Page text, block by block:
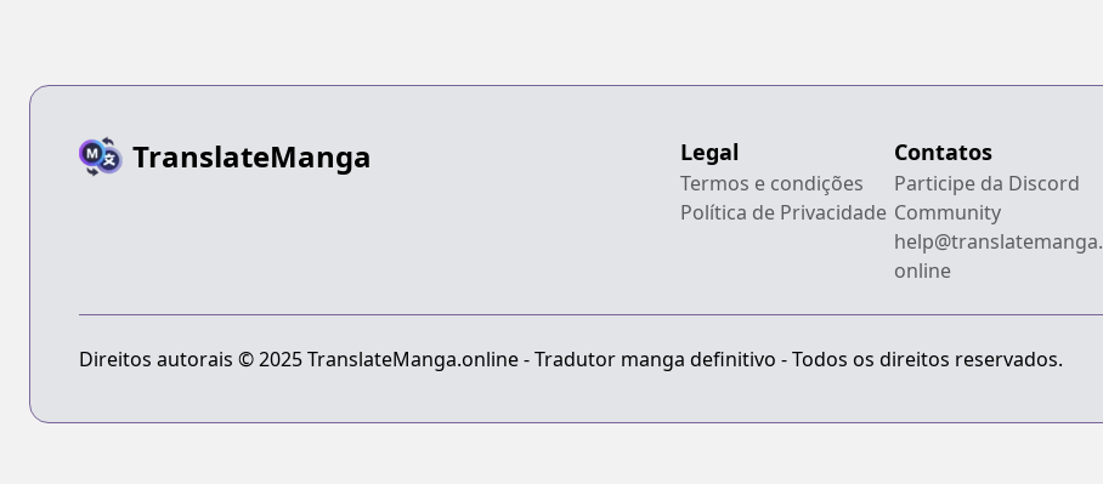
TranslateManga Legal
Termos e condições
Política de Privacidade
Contatos
Participe da Discord
Community
help@translatemanga.
online
Direitos autorais © 2025 TranslateManga.online - Tradutor manga definitivo - Todos os direitos reservados.